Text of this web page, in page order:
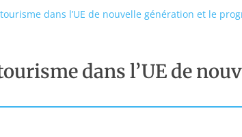
dans l’UE de nouvelle génération et le
dans l’UE de